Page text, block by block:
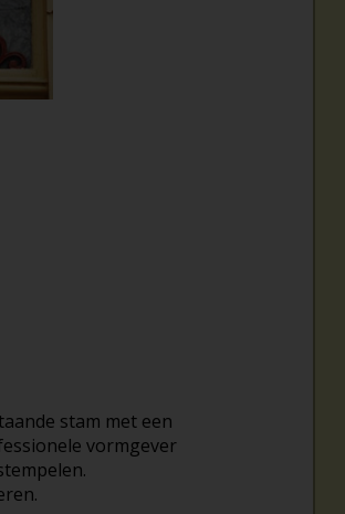
stam met een
vormgever